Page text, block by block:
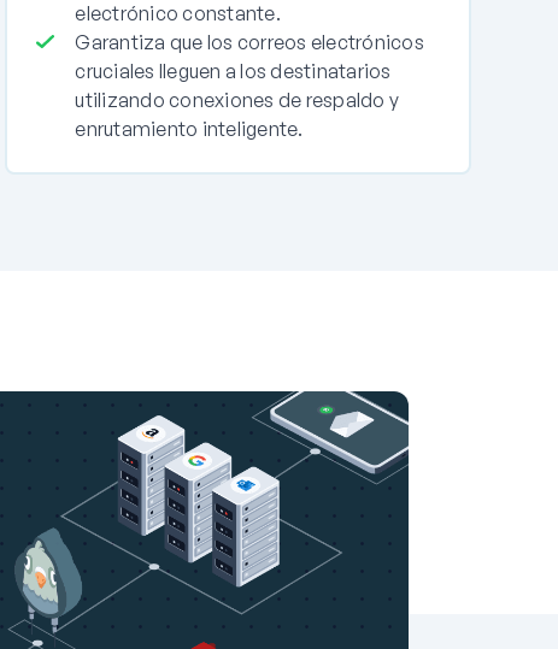
electrónico constante.
Garantiza que los correos electrónicos
cruciales lleguen a los destinatarios
utilizando conexiones de respaldo y
enrutamiento inteligente.